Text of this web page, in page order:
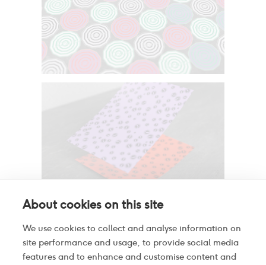
About cookies on this site
We use cookies to collect and analyse information on
site performance and usage, to provide social media
features and to enhance and customise content and